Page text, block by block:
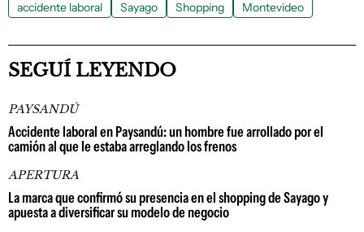
accidente laboral Sayago Shopping Montevideo
SEGUÍ LEYENDO
PAYSANDÚ
Accidente laboral en Paysandú: un hombre fue arrollado por el
camión al que le estaba arreglando los frenos
APERTURA
La marca que confirmó su presencia en el shopping de Sayago y
apuesta a diversificar su modelo de negocio